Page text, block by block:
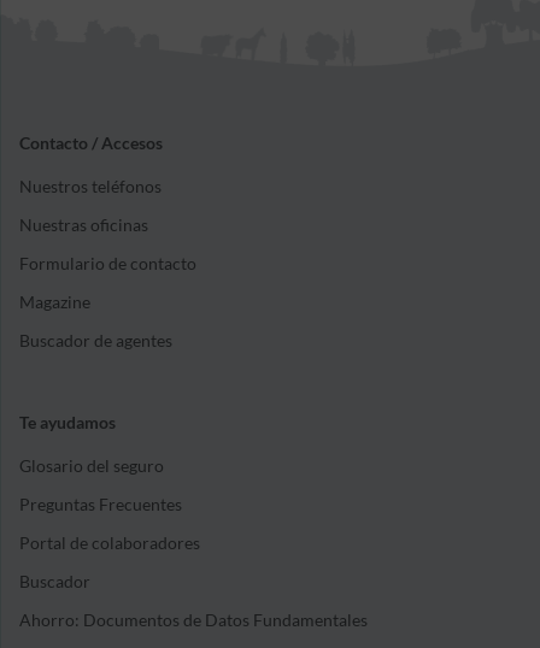
Contacto / Accesos
Nuestros teléfonos
Nuestras oficinas
Formulario de contacto
Magazine
Buscador de agentes
Te ayudamos
Glosario del seguro
Preguntas Frecuentes
Portal de colaboradores
Buscador
Ahorro: Documentos de Datos Fundamentales